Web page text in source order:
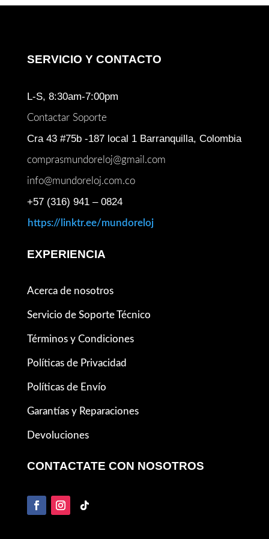
SERVICIO Y CONTACTO
L-S, 8:30am-7:00pm
Contactar Soporte
Cra 43 #75b -187 local 1 Barranquilla, Colombia
comprasmundoreloj@gmail.com
info@mundoreloj.com.co
+57 (316) 941 – 0824
https://linktr.ee/mundoreloj
EXPERIENCIA
Acerca de nosotros
Servicio de Soporte Técnico
Términos y Condiciones
Políticas de Privacidad
Políticas de Envío
Garantías y Reparaciones
Devoluciones
CONTACTATE CON NOSOTROS